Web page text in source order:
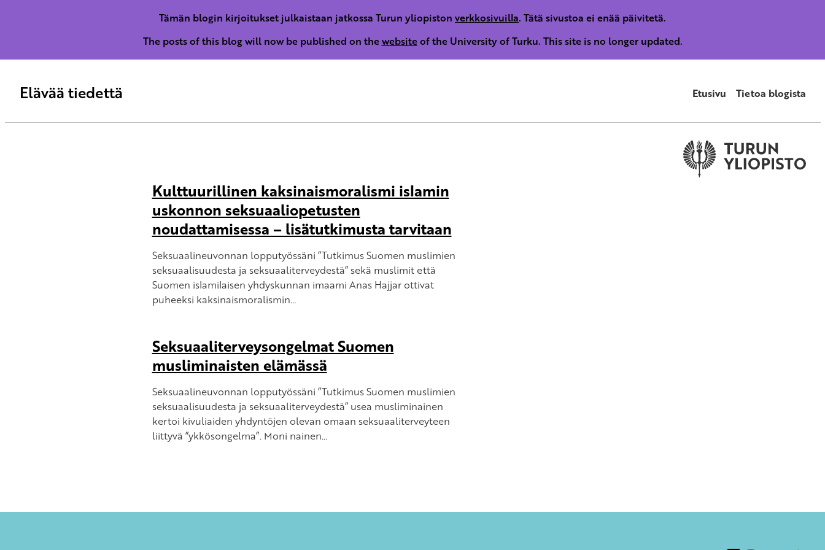
Elävää tiedettä Etusivu Tietoa blogista
Kulttuurillinen kaksinaismoralismi islamin
uskonnon seksuaaliopetusten
noudattamisessa – lisätutkimusta tarvitaan
Seksuaalineuvonnan lopputyössäni ”Tutkimus Suomen muslimien
seksuaalisuudesta ja seksuaaliterveydestä” sekä muslimit että
Suomen islamilaisen yhdyskunnan imaami Anas Hajjar ottivat
puheeksi kaksinaismoralismin…
Seksuaaliterveysongelmat Suomen
musliminaisten elämässä
Seksuaalineuvonnan lopputyössäni ”Tutkimus Suomen muslimien
seksuaalisuudesta ja seksuaaliterveydestä” usea musliminainen
kertoi kivuliaiden yhdyntöjen olevan omaan seksuaaliterveyteen
liittyvä ”ykkösongelma”. Moni nainen…
Tämän blogin kirjoitukset julkaistaan jatkossa Turun yliopiston verkkosivuilla. Tätä sivustoa ei enää päivitetä.
The posts of this blog will now be published on thewebsiteof the University of Turku. This site is no longer updated.